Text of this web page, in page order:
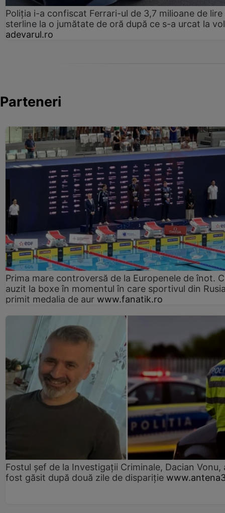
Poliția i-a confiscat Ferrari-ul de 3,7 milioane de lire
sterline la o jumătate de oră după ce s-a urcat la
adevarul.ro
Parteneri
Prima mare controversă de la Europenele de înot.
auzit la boxe în momentul în care sportivul din
primit medalia de aur www.fanatik.ro
Fostul șef de la Investigații Criminale, Dacian Vonu,
fost găsit după două zile de dispariţie